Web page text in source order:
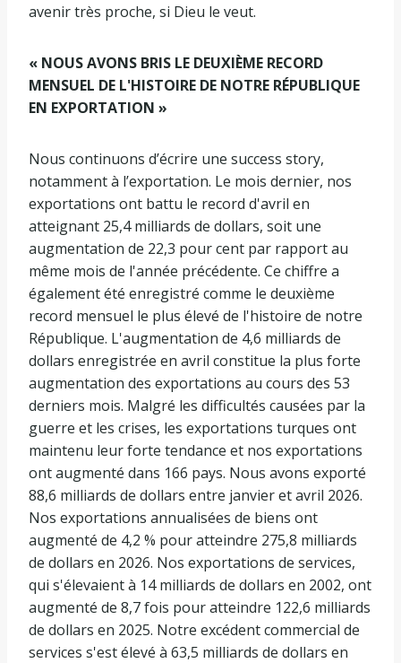
avenir très proche, si Dieu le veut.
« NOUS AVONS BRIS LE DEUXIÈME RECORD
MENSUEL DE L'HISTOIRE DE NOTRE RÉPUBLIQUE
EN EXPORTATION »
Nous continuons d’écrire une success story,
notamment à l’exportation. Le mois dernier, nos
exportations ont battu le record d'avril en
atteignant 25,4 milliards de dollars, soit une
augmentation de 22,3 pour cent par rapport au
même mois de l'année précédente. Ce chiffre a
également été enregistré comme le deuxième
record mensuel le plus élevé de l'histoire de notre
République. L'augmentation de 4,6 milliards de
dollars enregistrée en avril constitue la plus forte
augmentation des exportations au cours des 53
derniers mois. Malgré les difficultés causées par la
guerre et les crises, les exportations turques ont
maintenu leur forte tendance et nos exportations
ont augmenté dans 166 pays. Nous avons exporté
88,6 milliards de dollars entre janvier et avril 2026.
Nos exportations annualisées de biens ont
augmenté de 4,2 % pour atteindre 275,8 milliards
de dollars en 2026. Nos exportations de services,
qui s'élevaient à 14 milliards de dollars en 2002, ont
augmenté de 8,7 fois pour atteindre 122,6 milliards
de dollars en 2025. Notre excédent commercial de
services s'est élevé à 63,5 milliards de dollars en